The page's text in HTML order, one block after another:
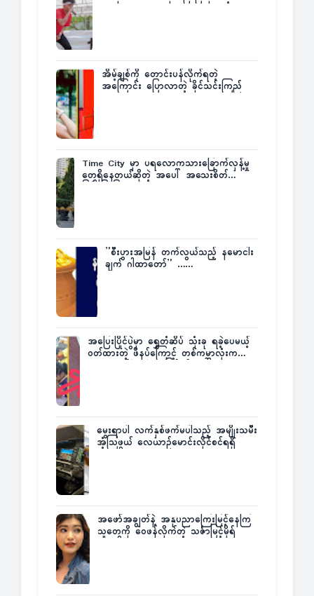
အိမ့်ချစ်ကို တောင်းပန်လိုက်ရတဲ့
အကြောင်း ပြောလာတဲ့ ခိုင်သင်းကြည်
Time City မှာ ပရလောကသားခြောက်လှန့်မှု
တွေရှိနေတယ်ဆိုတဲ့ အပေါ် အသေးစိတ်
”စီးပွားအမြန် တက်လွယ်သည့် နမောငါး
ချက် ဂါထာတော်” ……
အပြေးပြိုင်ပွဲမှာ ရွှေတံဆိပ် သုံးခု ရခဲ့ပေမယ့်
ဝတ်ထားတဲ့ ဖိနပ်ကြောင့် တစ်ကမ္ဘာလုံးက
မွေးရာပါ လက်နှစ်ဖက်မပါသည့် အမျိုးသမီး
အံ့သြဖွယ် လေယာဉ်မောင်းလိုင်စင်ရရှိ
အဖော်အချွတ်နဲ့ အနုပညာကြေးမြင့်နေကြ
သူတွေကို ဝေဖန်လိုက်တဲ့ သင်္ဇာမြင့်မိုရ်